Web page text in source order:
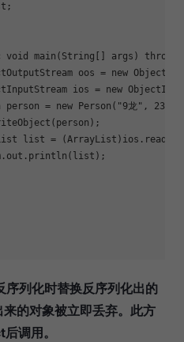
void main (String[] args) throws
oos = new
ios = new
= new Person( "9龙" , 23
=
列化时替换反序列化出的
的对象被立即丢弃。此方
调用。